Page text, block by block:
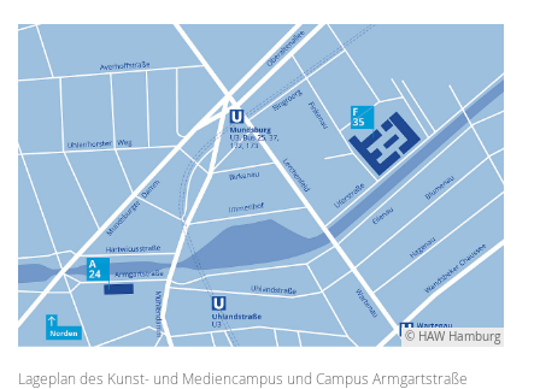
© HAW Hamburg
Lageplan des Kunst- und Mediencampus und Campus Armgartstraße